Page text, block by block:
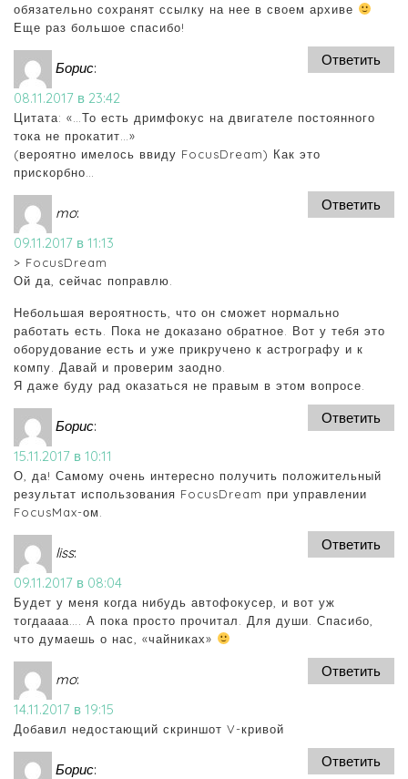
обязательно сохранят ссылку на нее в своем архиве
Еще раз большое спасибо!
Ответить
Борис:
08.11.2017 в 23:42
Цитата: «…То есть дримфокус на двигателе постоянного
тока не прокатит…»
(вероятно имелось ввиду FocusDream) Как это
прискорбно…
Ответить
mo:
09.11.2017 в 11:13
> FocusDream
Ой да, сейчас поправлю.
Небольшая вероятность, что он сможет нормально
работать есть. Пока не доказано обратное. Вот у тебя это
оборудование есть и уже прикручено к астрографу и к
компу. Давай и проверим заодно.
Я даже буду рад оказаться не правым в этом вопросе.
Ответить
Борис:
15.11.2017 в 10:11
О, да! Самому очень интересно получить положительный
результат использования FocusDream при управлении
FocusMax-ом.
Ответить
liss:
09.11.2017 в 08:04
Будет у меня когда нибудь автофокусер, и вот уж
тогдаааа…. А пока просто прочитал. Для души. Спасибо,
что думаешь о нас, «чайниках»
Ответить
mo:
14.11.2017 в 19:15
Добавил недостающий скриншот V-кривой
Ответить
Борис: